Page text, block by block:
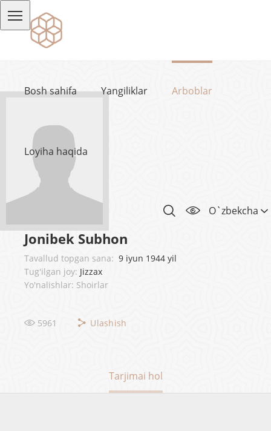
Bosh sahifa Yangiliklar Arboblar
Loyiha haqida
O`zbekcha
Jonibek Subhon
Tavallud topgan sana: 9 iyun 1944 yil
Tug'ilgan joy: Jizzax
Yo'nalishlar: Shoirlar
5961 Ulashish
Tarjimai hol